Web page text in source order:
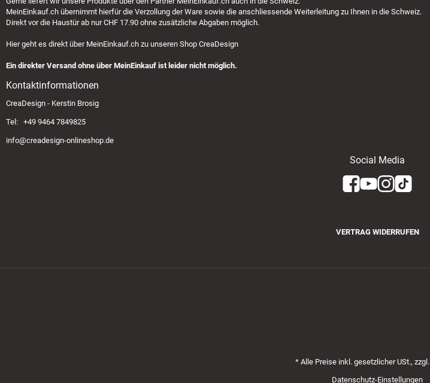
MeinEinkauf.ch übernimmt hierfür die Verzollung der Ware sowie die anschliessende Weiterleitung zu Ihnen in die Schweiz.
Direkt vor die Haustür ab nur CHF 17.90 ohne zusätzliche Abgaben möglich.
Hier geht es direkt über MeinEinkauf.ch zu unseren Shop CreaDesign
Ein direkter Versand ohne über MeinEinkauf ist leider nicht möglich.
Kontaktinformationen
CreaDesign - Kerstin Brosig
Tel: +49 9464 7849825
info@creadesign-onlineshop.de
Social Media
VERTRAG WIDERRUFEN
* Alle Preise inkl. gesetzlicher USt., zzgl.
Datenschutz-Einstellungen